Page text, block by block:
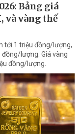
Bảng giá
và vàng thế
tới 1 triệu đồng/lượng,
lượng. Giá vàng
đồng/lượng.